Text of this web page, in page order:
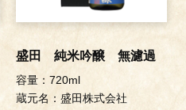
盛田 純米吟醸 無濾過
容量：720ml
蔵元名：盛田株式会社